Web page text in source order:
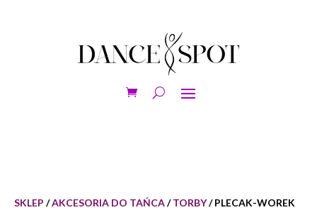
SKLEP /AKCESORIA DO TAŃCA/TORBY/ PLECAK-WOREK